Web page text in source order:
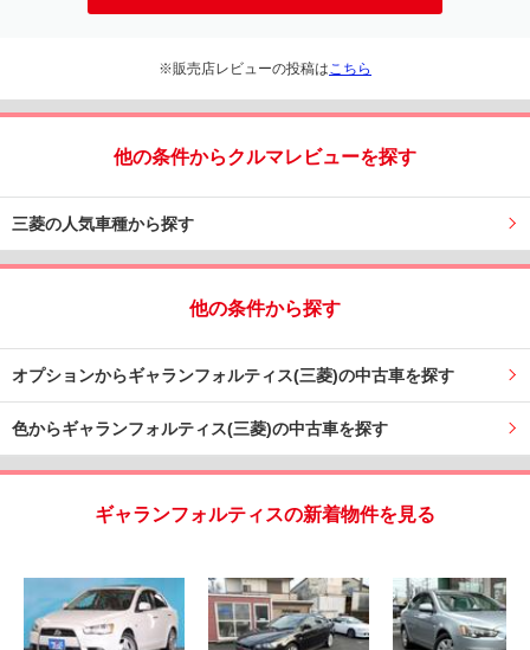
※販売店レビューの投稿は こちら
他の条件からクルマレビューを探す
三菱の人気車種から探す
他の条件から探す
オプションからギャランフォルティス(三菱)の中古車を探す
色からギャランフォルティス(三菱)の中古車を探す
ギャランフォルティスの新着物件を見る